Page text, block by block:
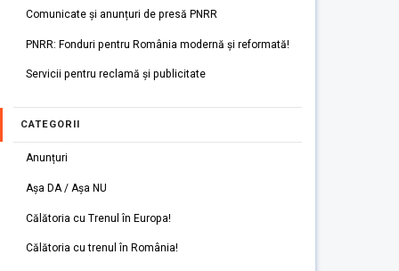
Comunicate și anunțuri de presă PNRR
PNRR: Fonduri pentru România modernă și reformată!
Servicii pentru reclamă și publicitate
CATEGORII
Anunțuri
Așa DA / Așa NU
Călătoria cu Trenul în Europa!
Călătoria cu trenul în România!